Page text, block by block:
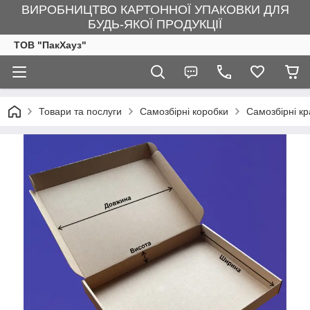
ВИРОБНИЦТВО КАРТОННОЇ УПАКОВКИ ДЛЯ
БУДЬ-ЯКОЇ ПРОДУКЦІЇ
ТОВ "ПакХауз"
Товари та послуги Самозбірні коробки Самозбірні